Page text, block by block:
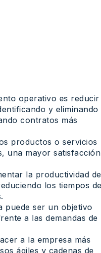
operativo es reducir
y eliminando
contratos más
productos o servicios
una mayor satisfacción
la productividad de
los tiempos
puede ser un objetivo
a las demandas de
a la empresa más
ágiles y cadenas de